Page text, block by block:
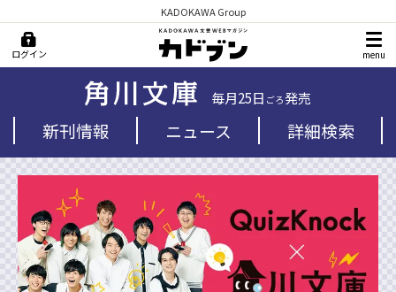
KADOKAWA Group
ログイン menu
毎月25日 ごろ発売
新刊情報 ニュース 詳細検索